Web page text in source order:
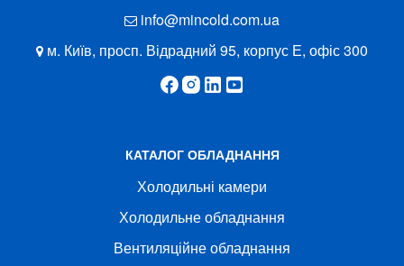
info@mincold.com.ua
м. Київ, просп. Відрадний 95, корпус Е, офіс 300
КАТАЛОГ ОБЛАДНАННЯ
Холодильні камери
Холодильне обладнання
Вентиляційне обладнання